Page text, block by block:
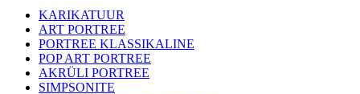
KARIKATUUR
ART PORTREE
PORTREE KLASSIKALINE
POP ART PORTREE
AKRÜLI PORTREE
SIMPSONITE